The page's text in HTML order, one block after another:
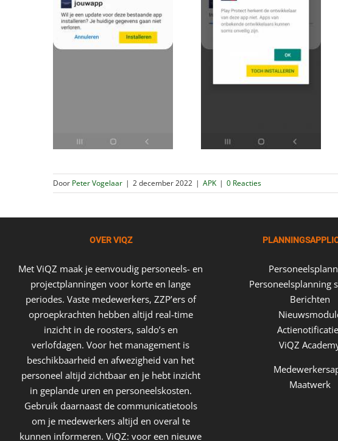
Door Peter Vogelaar | 2 december 2022 | APK | 0 Reacties
OVER VIQZ
Met ViQZ maak je eenvoudig personeels- en
projectplanningen voor korte en lange
periodes. Vaste medewerkers, ZZP’ers of
oproepkrachten hebben altijd real-time
inzicht in de roosters, saldo’s en
verlofdagen. Voor het management is
beschikbaarheid en afwezigheid van het
personeel altijd zichtbaar en je hebt inzicht
in geplande uren en personeelskosten.
Gebruik daarnaast de communicatietools
om je medewerkers altijd en overal te
kunnen informeren. ViQZ: voor een nieuwe
Personeelsplanning
Berichten
ViQZ
Maatwerk